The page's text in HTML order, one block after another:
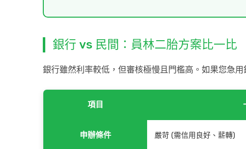
銀行 vs 民間：員林二胎方案比一比
銀行雖然利率較低，但審核極慢且門檻高。如果您急用
項目
申辦條件 嚴苛 (需信用良好、薪轉)